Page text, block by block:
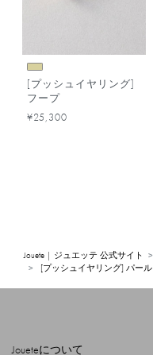
[プッシュイヤリング]
フープ
¥25,300
Jouete | ジュエッテ 公式サイト
[プッシュイヤリング] パール
Joueteについて